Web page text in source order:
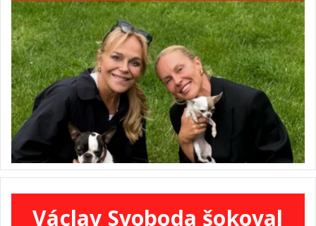
Václav Svoboda šokoval